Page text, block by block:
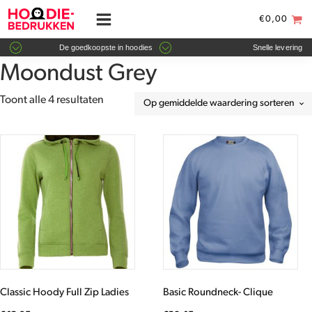
€0,00
De goedkoopste in hoodies Snelle levering
Moondust Grey
Toont alle 4 resultaten Gesorteerd
waardering
Classic Hoody Full Zip Ladies
product
heeft
meerdere
variaties.
Deze
optie
gekozen
op
de
Basic Roundneck- Clique
product
heeft
meerdere
variaties.
Deze
optie
kan
gekozen
op
de